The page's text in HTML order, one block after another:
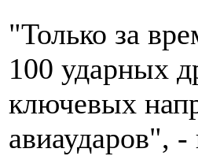
"Только за
100 ударных
ключевых
авиаударов", -